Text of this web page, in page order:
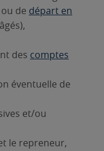
de départ en
des comptes
éventuelle de
et/ou
le repreneur,